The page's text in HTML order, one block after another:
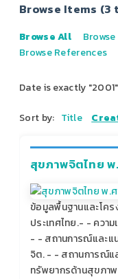
Browse Items
Browse All
Browse References
Date is exactly "2001"
Sort by: Title
สุขภาพจิตไทย พ
ข้อมูลพื้นฐานและโค
ประเทศไทย.- - ควา
- - สถานการณ์และแ
จิต. - - สถานการณ์แ
ทรัพยากรด้านสุขภา